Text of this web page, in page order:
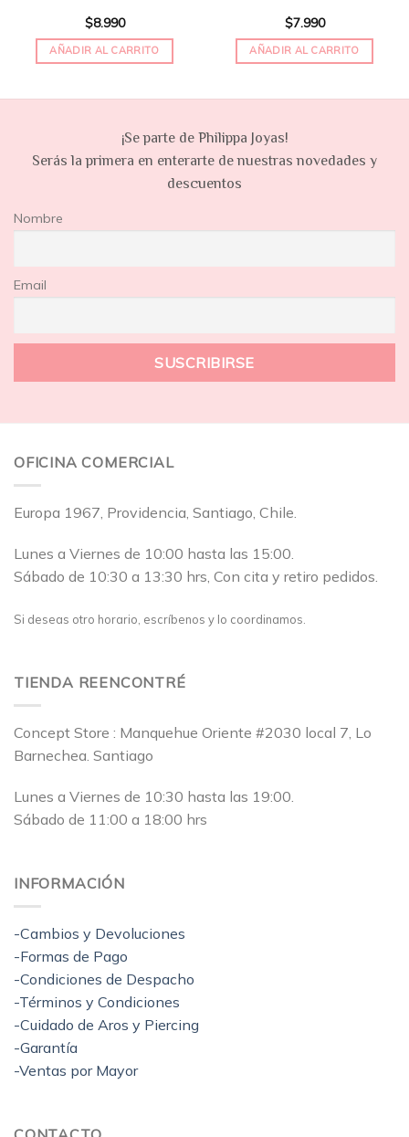
$8.990
AÑADIR AL CARRITO
$7.990
AÑADIR AL CARRITO
¡Se parte de Philippa Joyas!
Serás la primera en enterarte de nuestras novedades y
descuentos
Nombre
Email
OFICINA COMERCIAL
Europa 1967, Providencia, Santiago, Chile.
Lunes a Viernes de 10:00 hasta las 15:00.
Sábado de 10:30 a 13:30 hrs, Con cita y retiro pedidos.
Si deseas otro horario, escríbenos y lo coordinamos.
TIENDA REENCONTRÉ
Concept Store : Manquehue Oriente #2030 local 7, Lo
Barnechea. Santiago
Lunes a Viernes de 10:30 hasta las 19:00.
Sábado de 11:00 a 18:00 hrs
INFORMACIÓN
-Cambios y Devoluciones
-Formas de Pago
-Condiciones de Despacho
-Términos y Condiciones
-Cuidado de Aros y Piercing
-Garantía
-Ventas por Mayor